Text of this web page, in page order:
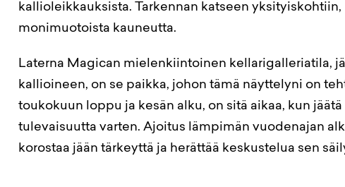
kallioleikkauksista. Tarkennan katseen yksityiskohtiin,
monimuotoista kauneutta.
Laterna Magican mielenkiintoinen kellarigalleriatila,
kallioineen, on se paikka, johon tämä näyttelyni on
toukokuun loppu ja kesän alku, on sitä aikaa, kun
tulevaisuutta varten. Ajoitus lämpimän vuodenajan
korostaa jään tärkeyttä ja herättää keskustelua sen